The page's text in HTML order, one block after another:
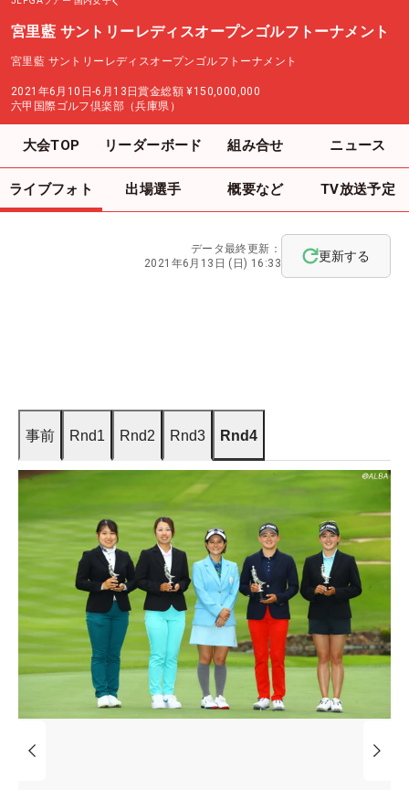
宮里藍 サントリーレディスオープンゴルフトーナメント
宮里藍 サントリーレディスオープンゴルフトーナメント
2021年6月10日-6月13日賞金総額 ¥150,000,000
六甲国際ゴルフ倶楽部（兵庫県）
大会TOP リーダーボード 組み合せ ニュース
ライブフォト 出場選手 概要など TV放送予定
データ最終更新：
2021年6月13日 (日) 16:33
更新する
事前 Rnd1 Rnd2 Rnd3 Rnd4